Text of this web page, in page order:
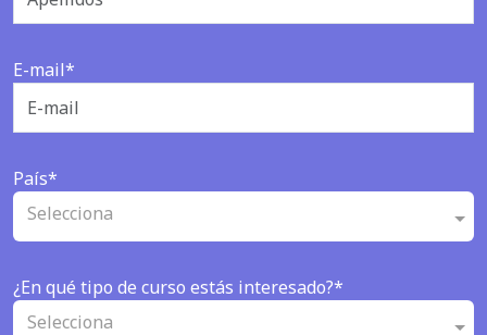
E-mail*
País*
Selecciona
¿En qué tipo de curso estás interesado?*
Selecciona